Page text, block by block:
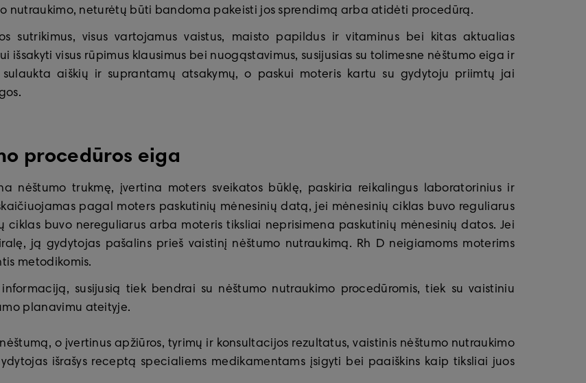
nutraukimo, neturėtų būti bandoma pakeisti jos sprendimą arba atidėti procedūrą.
sutrikimus, visus vartojamus vaistus, maisto papildus ir vitaminus bei kitas aktualias
visus rūpimus klausimus bei nuogąstavimus, susijusias su tolimesne nėštumo eiga ir
aiškių ir suprantamų atsakymų, o paskui moteris kartu su gydytoju priimtų jai
procedūros eiga
nėštumo trukmę, įvertina moters sveikatos būklę, paskiria reikalingus laboratorinius ir
pagal moters paskutinių mėnesinių datą, jei mėnesinių ciklas buvo reguliarus
buvo nereguliarus arba moteris tiksliai neprisimena paskutinių mėnesinių datos. Jei
ją gydytojas pašalins prieš vaistinį nėštumo nutraukimą. Rh D neigiamoms moterims
metodikomis.
susijusią tiek bendrai su nėštumo nutraukimo procedūromis, tiek su vaistiniu
planavimu ateityje.
o įvertinus apžiūros, tyrimų ir konsultacijos rezultatus, vaistinis nėštumo nutraukimo
išrašys receptą specialiems medikamentams įsigyti bei paaiškins kaip tiksliai juos